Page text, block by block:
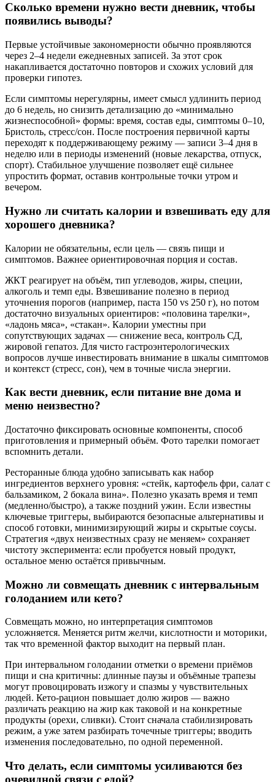
Сколько времени нужно вести дневник, чтобы
появились выводы?
Первые устойчивые закономерности обычно проявляются
через 2–4 недели ежедневных записей. За этот срок
накапливается достаточно повторов и схожих условий для
проверки гипотез.
Если симптомы нерегулярны, имеет смысл удлинить период
до 6 недель, но снизить детализацию до «минимально
жизнеспособной» формы: время, состав еды, симптомы 0–10,
Бристоль, стресс/сон. После построения первичной карты
переходят к поддерживающему режиму — записи 3–4 дня в
неделю или в периоды изменений (новые лекарства, отпуск,
спорт). Стабильное улучшение позволяет ещё сильнее
упростить формат, оставив контрольные точки утром и
вечером.
Нужно ли считать калории и взвешивать еду для
хорошего дневника?
Калории не обязательны, если цель — связь пищи и
симптомов. Важнее ориентировочная порция и состав.
ЖКТ реагирует на объём, тип углеводов, жиры, специи,
алкоголь и темп еды. Взвешивание полезно в период
уточнения порогов (например, паста 150 vs 250 г), но потом
достаточно визуальных ориентиров: «половина тарелки»,
«ладонь мяса», «стакан». Калории уместны при
сопутствующих задачах — снижение веса, контроль СД,
жировой гепатоз. Для чисто гастроэнтерологических
вопросов лучше инвестировать внимание в шкалы симптомов
и контекст (стресс, сон), чем в точные числа энергии.
Как вести дневник, если питание вне дома и
меню неизвестно?
Достаточно фиксировать основные компоненты, способ
приготовления и примерный объём. Фото тарелки помогает
вспомнить детали.
Ресторанные блюда удобно записывать как набор
ингредиентов верхнего уровня: «стейк, картофель фри, салат с
бальзамиком, 2 бокала вина». Полезно указать время и темп
(медленно/быстро), а также поздний ужин. Если известны
ключевые триггеры, выбираются безопасные альтернативы и
способ готовки, минимизирующий жиры и скрытые соусы.
Стратегия «двух неизвестных сразу не меняем» сохраняет
чистоту эксперимента: если пробуется новый продукт,
остальное меню остаётся привычным.
Можно ли совмещать дневник с интервальным
голоданием или кето?
Совмещать можно, но интерпретация симптомов
усложняется. Меняется ритм желчи, кислотности и моторики,
так что временной фактор выходит на первый план.
При интервальном голодании отметки о времени приёмов
пищи и сна критичны: длинные паузы и объёмные трапезы
могут провоцировать изжогу и спазмы у чувствительных
людей. Кето-рацион повышает долю жиров — важно
различать реакцию на жир как таковой и на конкретные
продукты (орехи, сливки). Стоит сначала стабилизировать
режим, а уже затем разбирать точечные триггеры; вводить
изменения последовательно, по одной переменной.
Что делать, если симптомы усиливаются без
очевидной связи с едой?